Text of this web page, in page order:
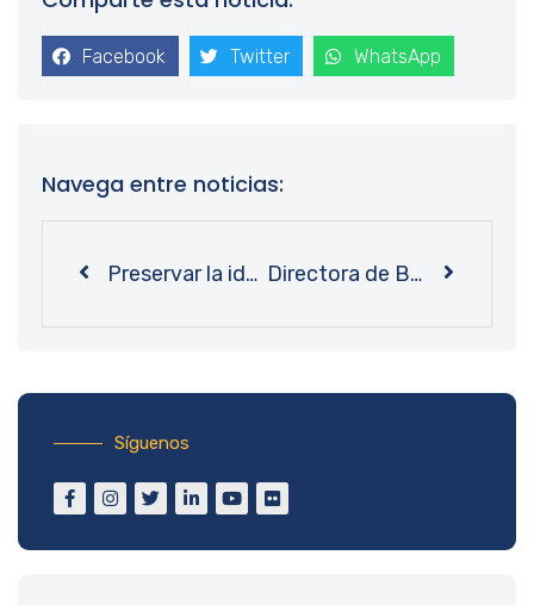
Facebook Twitter WhatsApp
Navega entre noticias:
Preservar la identidad sin dejar la modernidad: Bibliotecas UdeC se unió al Mes del Patrimonio Directora de Bibliotecas UdeC es elegida como integrante del Consejo Comunitario de plataforma FOLIO
Síguenos